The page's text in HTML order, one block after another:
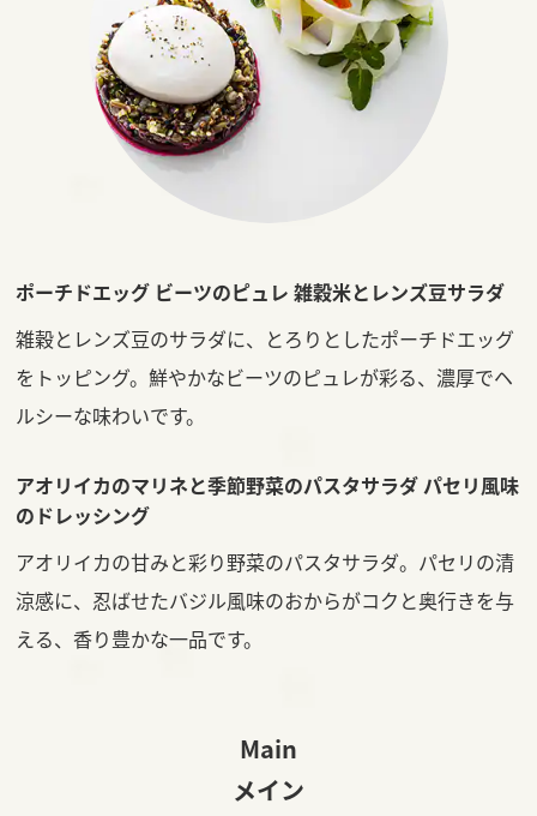
ポーチドエッグ ビーツのピュレ 雑穀米とレンズ豆サラダ
雑穀とレンズ豆のサラダに、とろりとしたポーチドエッグ
をトッピング。鮮やかなビーツのピュレが彩る、濃厚でヘ
ルシーな味わいです。
アオリイカのマリネと季節野菜のパスタサラダパセリ風味
のドレッシング
アオリイカの甘みと彩り野菜のパスタサラダ。パセリの清
涼感に、忍ばせたバジル風味のおからがコクと奥行きを与
える、香り豊かな一品です。
Main
メイン